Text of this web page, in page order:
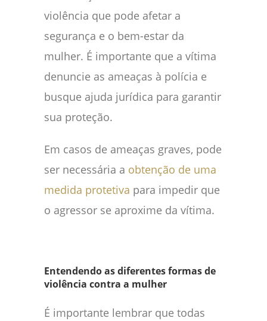
violência que pode afetar a
segurança e o bem-estar da
mulher. É importante que a vítima
denuncie as ameaças à polícia e
busque ajuda jurídica para garantir
sua proteção.
Em casos de ameaças graves, pode
ser necessária a obtenção de uma
medida protetiva para impedir que
o agressor se aproxime da vítima.
Entendendo as diferentes formas de
violência contra a mulher
É importante lembrar que todas